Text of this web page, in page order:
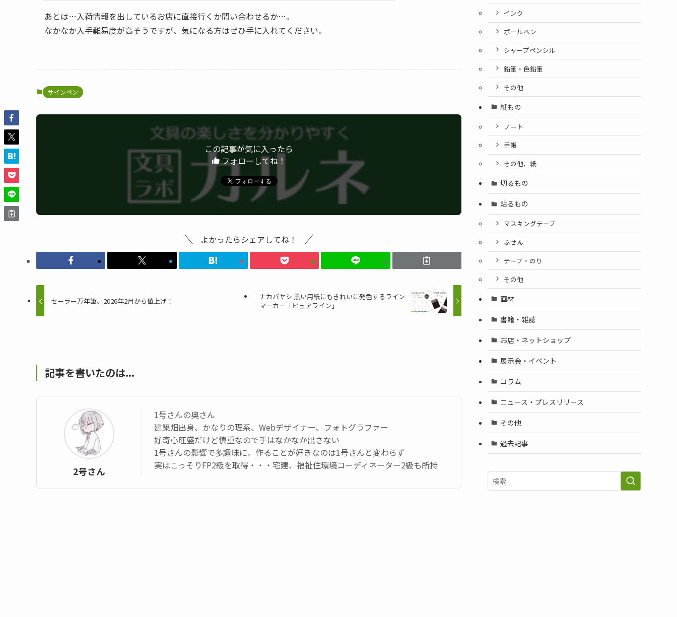
あとは…入荷情報を出しているお店に直接行くか問い合わせるか…。
なかなか入手難易度が高そうですが、気になる方はぜひ手に入れてください。
サインペン
この記事が気に入ったら
フォローしてね！
よかったらシェアしてね！
セーラー万年筆、2026年2月から値上げ！
ナカバヤシ 黒い用紙にもきれいに発色するライン
マーカー「ピュアライン」
記事を書いたのは...
2号さん
1号さんの奥さん
建築畑出身、かなりの理系、Webデザイナー、フォトグラファー
好奇心旺盛だけど慎重なので手はなかなか出さない
1号さんの影響で多趣味に。作ることが好きなのは1号さんと変わらず
実はこっそりFP2級を取得・・・宅建、福祉住環境コーディネーター2級も所持
インク
ボールペン
シャープペンシル
鉛筆・色鉛筆
その他
紙もの
ノート
手帳
その他、紙
切るもの
貼るもの
マスキングテープ
ふせん
テープ・のり
その他
画材
書籍・雑誌
お店・ネットショップ
展示会・イベント
コラム
ニュース・プレスリリース
その他
過去記事